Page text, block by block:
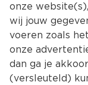
onze
wij jouw
voeren zoals
onze
dan ga je
(versleuteld)